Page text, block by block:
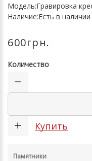
Модель:Гравировка
Наличие:Есть в наличии
600грн.
Количество
Купить
Памятники